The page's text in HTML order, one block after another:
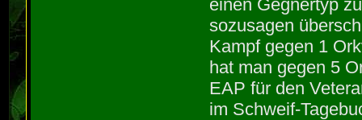
einen Gegnertyp
sozusagen
Kampf gegen 1
hat man gegen 5
EAP für den
im Schweif-